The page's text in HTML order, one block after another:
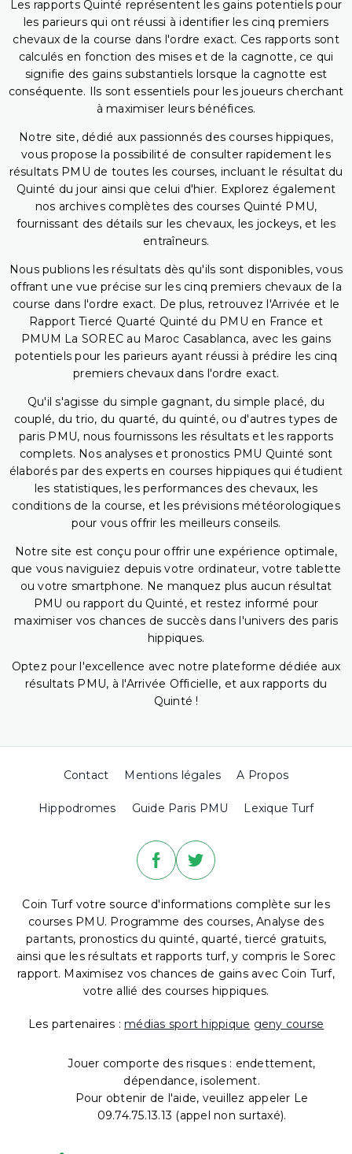
Les rapports Quinté représentent les gains potentiels pour
les parieurs qui ont réussi à identifier les cinq premiers
chevaux de la course dans l'ordre exact. Ces rapports sont
calculés en fonction des mises et de la cagnotte, ce qui
signifie des gains substantiels lorsque la cagnotte est
conséquente. Ils sont essentiels pour les joueurs cherchant
à maximiser leurs bénéfices.
Notre site, dédié aux passionnés des courses hippiques,
vous propose la possibilité de consulter rapidement les
résultats PMU de toutes les courses, incluant le résultat du
Quinté du jour ainsi que celui d'hier. Explorez également
nos archives complètes des courses Quinté PMU,
fournissant des détails sur les chevaux, les jockeys, et les
entraîneurs.
Nous publions les résultats dès qu'ils sont disponibles, vous
offrant une vue précise sur les cinq premiers chevaux de la
course dans l'ordre exact. De plus, retrouvez l'Arrivée et le
Rapport Tiercé Quarté Quinté du PMU en France et
PMUM La SOREC au Maroc Casablanca, avec les gains
potentiels pour les parieurs ayant réussi à prédire les cinq
premiers chevaux dans l'ordre exact.
Qu'il s'agisse du simple gagnant, du simple placé, du
couplé, du trio, du quarté, du quinté, ou d'autres types de
paris PMU, nous fournissons les résultats et les rapports
complets. Nos analyses et pronostics PMU Quinté sont
élaborés par des experts en courses hippiques qui étudient
les statistiques, les performances des chevaux, les
conditions de la course, et les prévisions météorologiques
pour vous offrir les meilleurs conseils.
Notre site est conçu pour offrir une expérience optimale,
que vous naviguiez depuis votre ordinateur, votre tablette
ou votre smartphone. Ne manquez plus aucun résultat
PMU ou rapport du Quinté, et restez informé pour
maximiser vos chances de succès dans l'univers des paris
hippiques.
Optez pour l'excellence avec notre plateforme dédiée aux
résultats PMU, à l'Arrivée Officielle, et aux rapports du
Quinté !
Contact Mentions légales A Propos
Hippodromes Guide Paris PMU Lexique Turf
Coin Turf votre source d'informations complète sur les
courses PMU. Programme des courses, Analyse des
partants, pronostics du quinté, quarté, tiercé gratuits,
ainsi que les résultats et rapports turf, y compris le Sorec
rapport. Maximisez vos chances de gains avec Coin Turf,
votre allié des courses hippiques.
Les partenaires : médias sport hippique geny course
Jouer comporte des risques : endettement,
dépendance, isolement.
Pour obtenir de l'aide, veuillez appeler Le
09.74.75.13.13 (appel non surtaxé).